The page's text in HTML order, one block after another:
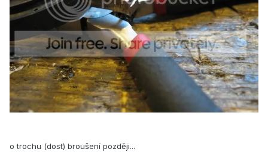
o trochu (dost) broušení později...